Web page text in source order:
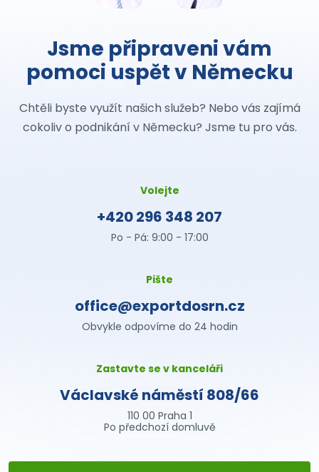
Jsme připraveni vám
pomoci uspět v Německu
Chtěli byste využít našich služeb? Nebo vás zajímá
cokoliv o podnikání v Německu? Jsme tu pro vás.
Volejte
+420 296 348 207
Po - Pá: 9:00 - 17:00
Pište
office@exportdosrn.cz
Obvykle odpovíme do 24 hodin
Zastavte se v kanceláři
Václavské náměstí 808/66
110 00 Praha 1
Po předchozí domluvě